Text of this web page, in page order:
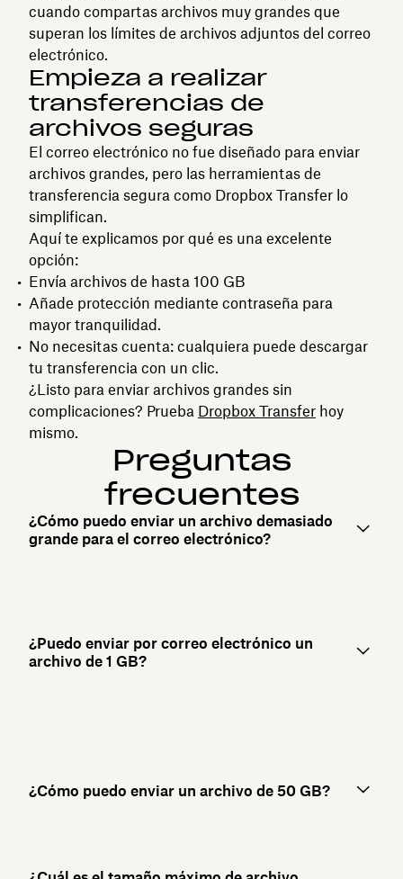
cuando compartas archivos muy grandes que
superan los límites de archivos adjuntos del correo
electrónico.
Empieza a realizar
transferencias de
archivos seguras
El correo electrónico no fue diseñado para enviar
archivos grandes, pero las herramientas de
transferencia segura como Dropbox Transfer lo
simplifican.
Aquí te explicamos por qué es una excelente
opción:
Envía archivos de hasta 100 GB
Añade protección mediante contraseña para
mayor tranquilidad.
No necesitas cuenta: cualquiera puede descargar
tu transferencia con un clic.
¿Listo para enviar archivos grandes sin
complicaciones? Prueba Dropbox Transfer hoy
mismo.
Preguntas
frecuentes
¿Cómo puedo enviar un archivo demasiado
grande para el correo electrónico?
¿Puedo enviar por correo electrónico un
archivo de 1 GB?
¿Cómo puedo enviar un archivo de 50 GB?